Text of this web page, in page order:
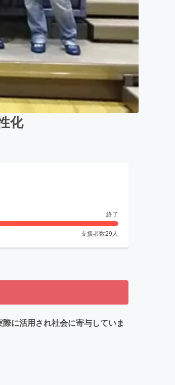
化
終了
支援者数29 人
に活用され社会に寄与していま